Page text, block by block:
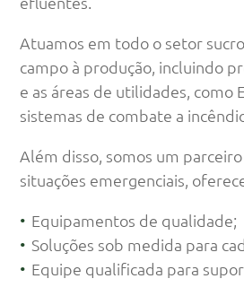
Atuamos em todo o setor
campo à produção, incluindo
e as áreas de utilidades, como
sistemas de combate a
Além disso, somos um
situações emergenciais,
Equipamentos de qualidade;
Soluções sob medida para
Equipe qualificada para